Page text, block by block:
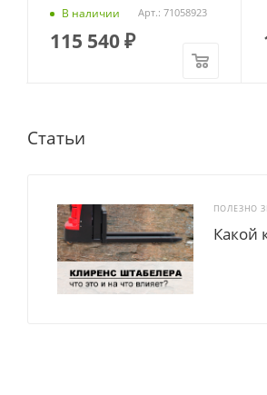
В наличии Арт.: 71058923
115 540₽
Статьи
ПОЛЕЗНО
Какой